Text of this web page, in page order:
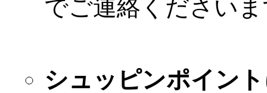
でご連絡ください
シュッピンポイン